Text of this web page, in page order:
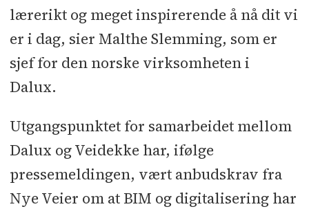
lærerikt og meget inspirerende å nå dit vi
er i dag, sier Malthe Slemming, som er
sjef for den norske virksomheten i
Dalux.
Utgangspunktet for samarbeidet mellom
Dalux og Veidekke har, ifølge
pressemeldingen, vært anbudskrav fra
Nye Veier om at BIM og digitalisering har